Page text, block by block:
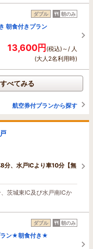
ダブル 朝のみ
朝食付きプラン
13,600円(税込)～/ 人
(大人2名利用時)
べてみる
航空券付プランから探す
分、水戸ICより車10分【無
茨城東IC及び水戸南ICか
ダブル 朝のみ
ラン★朝食付き★